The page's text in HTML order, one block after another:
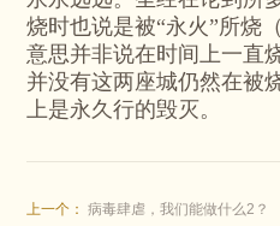
烧时也说是被“永火”所烧
意思并非说在时间上一直
并没有这两座城仍然在被
上是永久行的毁灭。
上一个：病毒肆虐，我们能做什么2？